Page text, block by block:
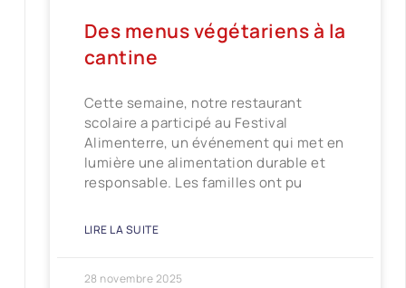
Des menus végétariens à la
cantine
Cette semaine, notre restaurant
scolaire a participé au Festival
Alimenterre, un événement qui met en
lumière une alimentation durable et
responsable. Les familles ont pu
LIRE LA SUITE
28 novembre 2025